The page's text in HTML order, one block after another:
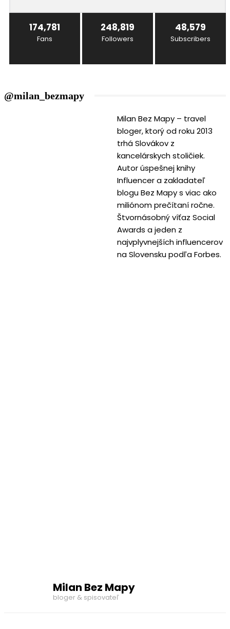
174,781
Fans
248,819
Followers
48,579
Subscribers
@milan_bezmapy
Milan Bez Mapy – travel
bloger, ktorý od roku 2013
trhá Slovákov z
kancelárskych stoličiek.
Autor úspešnej knihy
Influencer a zakladateľ
blogu Bez Mapy s viac ako
miliónom prečítaní ročne.
Štvornásobný víťaz Social
Awards a jeden z
najvplyvnejších influencerov
na Slovensku podľa Forbes.
Milan Bez Mapy
bloger & spisovateľ